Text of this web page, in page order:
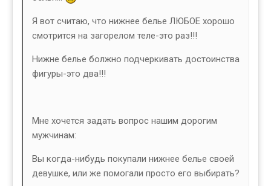
Я вот считаю, что нижнее белье ЛЮБОЕ хорошо
смотрится на загорелом теле-это раз!!!
Нижне белье болжно подчеркивать достоинства
фигуры-это два!!!
Мне хочется задать вопрос нашим дорогим
мужчинам:
Вы когда-нибудь покупали нижнее белье своей
девушке, или же помогали просто его выбирать?